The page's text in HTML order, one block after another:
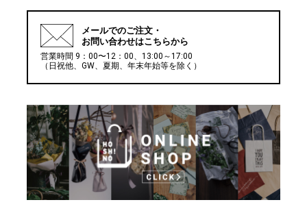
メールでのご注文・
お問い合わせはこちらから
営業時間 9：00〜12：00、13:00～17:00
（日祝他、GW、夏期、年末年始等を除く）